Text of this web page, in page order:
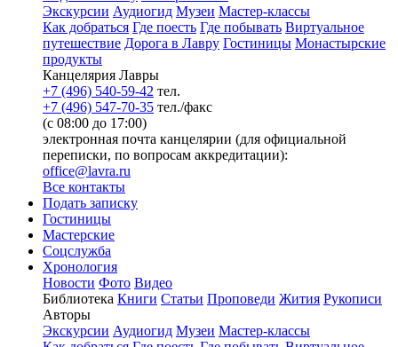
Экскурсии Аудиогид Музеи Мастер-классы
Как добраться Где поесть Где побывать Виртуальное
путешествие Дорога в Лавру Гостиницы Монастырские
продукты
Канцелярия Лавры
+7 (496) 540-59-42 тел.
+7 (496) 547-70-35 тел./факс
(с 08:00 до 17:00)
электронная почта канцелярии (для официальной
переписки, по вопросам аккредитации):
office@lavra.ru
Все контакты
Подать записку
Гостиницы
Мастерские
Соцслужба
Хронология
Новости Фото Видео
Библиотека Книги Статьи Проповеди Жития Рукописи
Авторы
Экскурсии Аудиогид Музеи Мастер-классы